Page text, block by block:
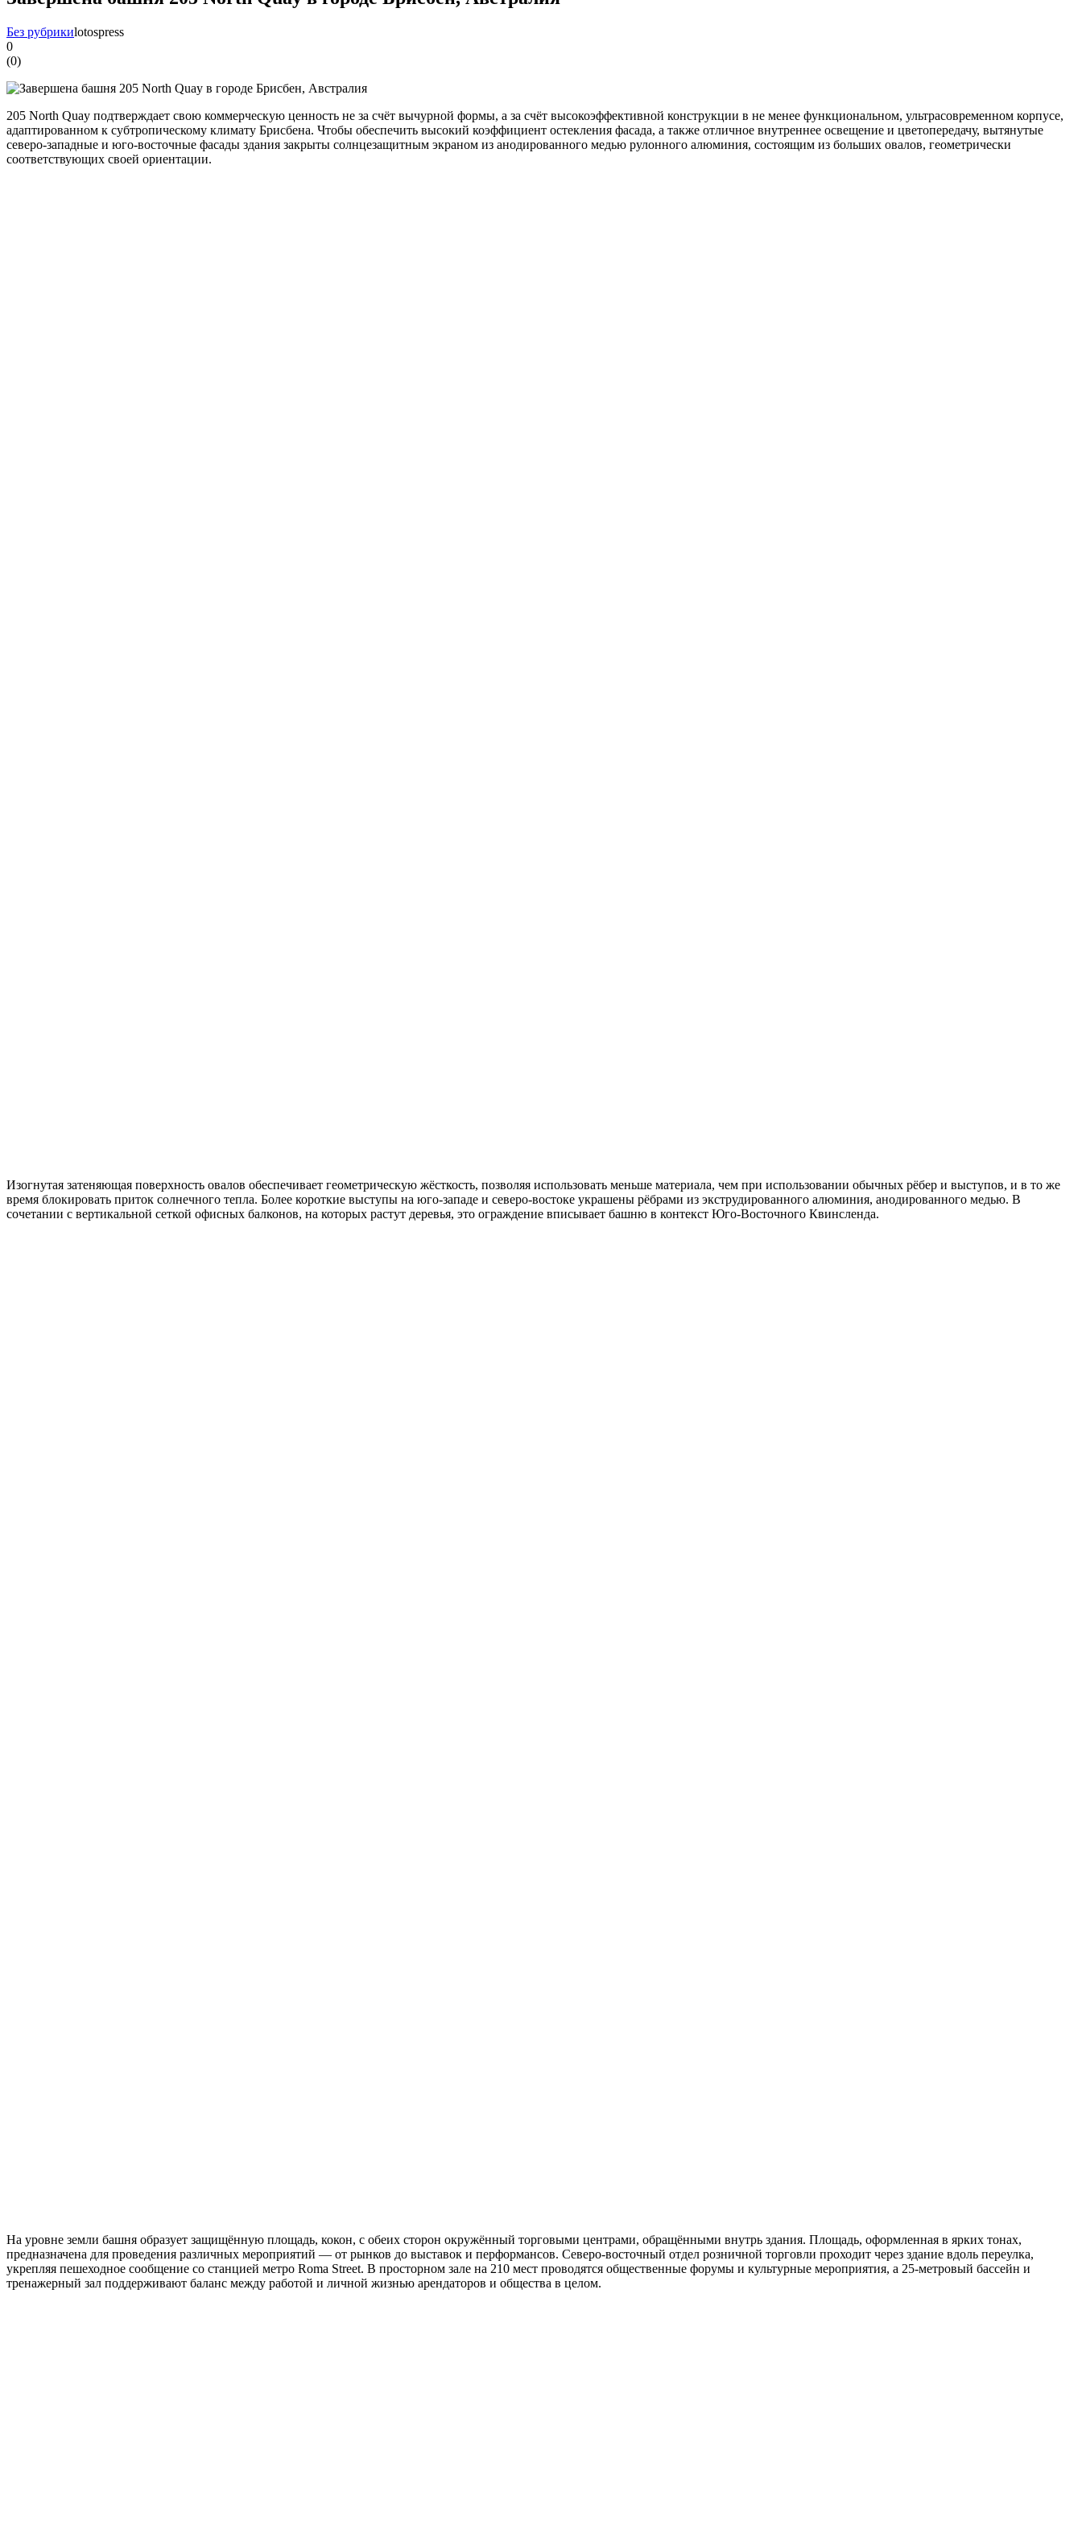
Без рубрикиlotospress
0
(0)
205 North Quay подтверждает свою коммерческую ценность не за счёт вычурной формы, а за счёт высокоэффективной конструкции в не менее функциональном, ультрасовременном корпусе,
адаптированном к субтропическому климату Брисбена. Чтобы обеспечить высокий коэффициент остекления фасада, а также отличное внутреннее освещение и цветопередачу, вытянутые
северо-западные и юго-восточные фасады здания закрыты солнцезащитным экраном из анодированного медью рулонного алюминия, состоящим из больших овалов, геометрически
соответствующих своей ориентации.
Изогнутая затеняющая поверхность овалов обеспечивает геометрическую жёсткость, позволяя использовать меньше материала, чем при использовании обычных рёбер и выступов, и в то же
время блокировать приток солнечного тепла. Более короткие выступы на юго-западе и северо-востоке украшены рёбрами из экструдированного алюминия, анодированного медью. В
сочетании с вертикальной сеткой офисных балконов, на которых растут деревья, это ограждение вписывает башню в контекст Юго-Восточного Квинсленда.
На уровне земли башня образует защищённую площадь, кокон, с обеих сторон окружённый торговыми центрами, обращёнными внутрь здания. Площадь, оформленная в ярких тонах,
предназначена для проведения различных мероприятий — от рынков до выставок и перформансов. Северо-восточный отдел розничной торговли проходит через здание вдоль переулка,
укрепляя пешеходное сообщение со станцией метро Roma Street. В просторном зале на 210 мест проводятся общественные форумы и культурные мероприятия, а 25-метровый бассейн и
тренажерный зал поддерживают баланс между работой и личной жизнью арендаторов и общества в целом.